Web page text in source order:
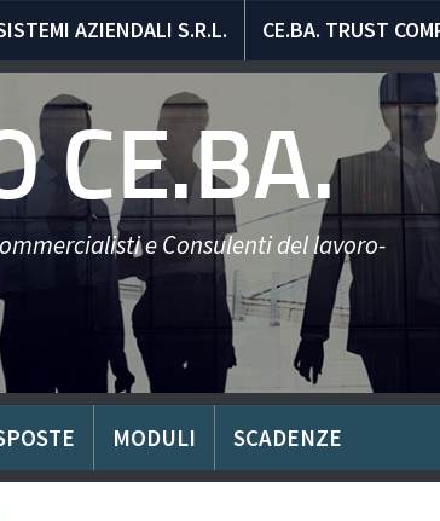
AZIENDALI S.R.L. CE.BA. TRUST
CE.BA.
e Consulenti del lavoro-
MODULI SCADENZE